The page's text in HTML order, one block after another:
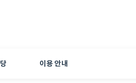
이용 안내